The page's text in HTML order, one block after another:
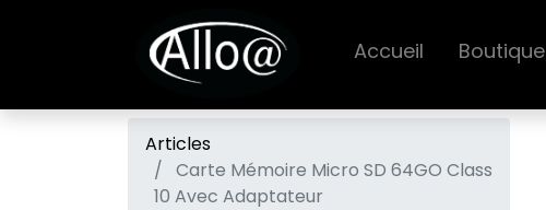
Accueil Boutique
Articles
Carte Mémoire Micro SD 64GO Class
10 Avec Adaptateur